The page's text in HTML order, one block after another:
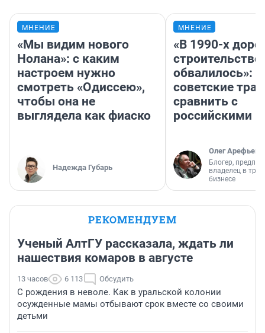
МНЕНИЕ
«Мы видим нового
Нолана»: с каким
настроем нужно
смотреть «Одиссею»,
чтобы она не
выглядела как фиаско
Надежда Губарь
МНЕНИЕ
«В 1990-х
строительство
обвалилось»:
советские
сравнить с
российскими
Олег Арефьев
Блогер,
владелец в
бизнесе
РЕКОМЕНДУЕМ
Ученый АлтГУ рассказала, ждать ли
нашествия комаров в августе
13 часов 6 113 Обсудить
С рождения в неволе. Как в уральской колонии
осужденные мамы отбывают срок вместе со своими
детьми